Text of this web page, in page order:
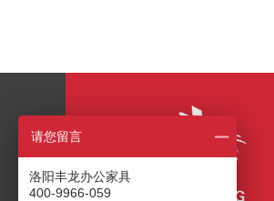
请您留言
洛阳丰龙办公家具
400-9966-059